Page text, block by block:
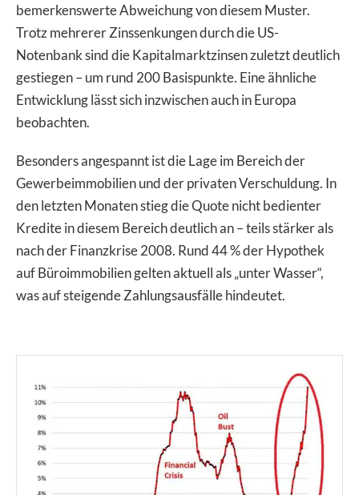
bemerkenswerte Abweichung von diesem Muster.
Trotz mehrerer Zinssenkungen durch die US-
Notenbank sind die Kapitalmarktzinsen zuletzt deutlich
gestiegen – um rund 200 Basispunkte. Eine ähnliche
Entwicklung lässt sich inzwischen auch in Europa
beobachten.
Besonders angespannt ist die Lage im Bereich der
Gewerbeimmobilien und der privaten Verschuldung. In
den letzten Monaten stieg die Quote nicht bedienter
Kredite in diesem Bereich deutlich an – teils stärker als
nach der Finanzkrise 2008. Rund 44 % der Hypothek
auf Büroimmobilien gelten aktuell als „unter Wasser“,
was auf steigende Zahlungsausfälle hindeutet.